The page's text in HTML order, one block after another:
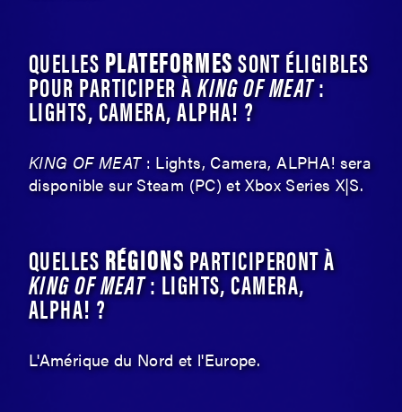
QUELLESPLATEFORMESSONT ÉLIGIBLES
POUR PARTICIPER ÀKING OF MEAT:
LIGHTS, CAMERA, ALPHA! ?
KING OF MEAT: Lights, Camera, ALPHA! sera
disponible sur Steam (PC) et Xbox Series X|S.
QUELLESRÉGIONSPARTICIPERONT À
KING OF MEAT: LIGHTS, CAMERA,
ALPHA! ?
L'Amérique du Nord et l'Europe.